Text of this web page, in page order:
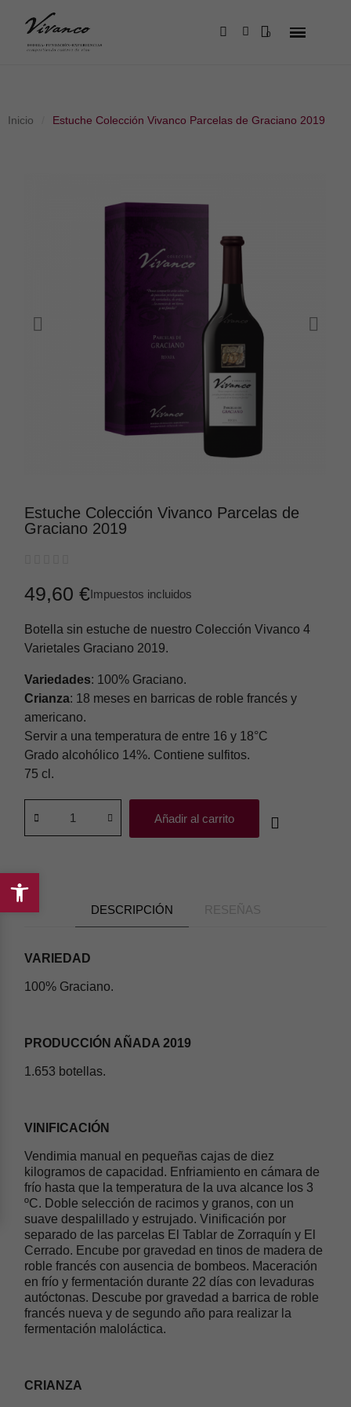
Inicio Estuche Colección Vivanco Parcelas de Graciano 2019
Estuche Colección Vivanco Parcelas de
Graciano 2019
49,60 €Impuestos incluidos
Botella sin estuche de nuestro Colección Vivanco 4
Varietales Graciano 2019.
Variedades: 100% Graciano.
Crianza: 18 meses en barricas de roble francés y
americano.
Servir a una temperatura de entre 16 y 18°C
Grado alcohólico 14%. Contiene sulfitos.
75 cl.
Añadir al carrito
DESCRIPCIÓN RESEÑAS
VARIEDAD
100% Graciano.
PRODUCCIÓN AÑADA 2019
1.653 botellas.
VINIFICACIÓN
Vendimia manual en pequeñas cajas de diez
kilogramos de capacidad. Enfriamiento en cámara de
frío hasta que la temperatura de la uva alcance los 3
ºC. Doble selección de racimos y granos, con un
suave despalillado y estrujado. Vinificación por
separado de las parcelas El Tablar de Zorraquín y El
Cerrado. Encube por gravedad en tinos de madera de
roble francés con ausencia de bombeos. Maceración
en frío y fermentación durante 22 días con levaduras
autóctonas. Descube por gravedad a barrica de roble
francés nueva y de segundo año para realizar la
fermentación maloláctica.
CRIANZA
Abrir
barra